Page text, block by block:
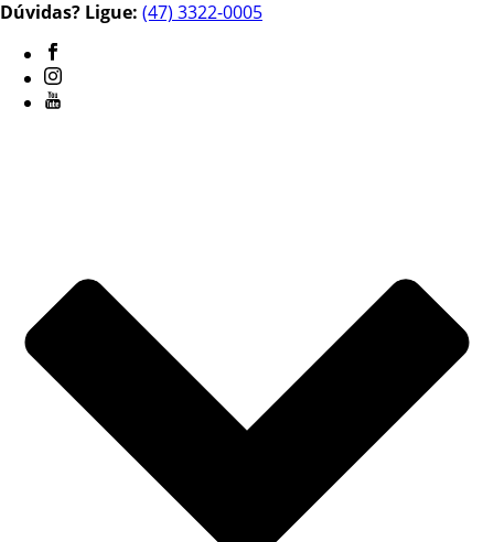
Dúvidas? Ligue: (47) 3322-0005